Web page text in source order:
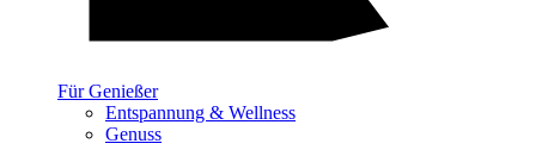
Für Genießer
Entspannung & Wellness
Genuss